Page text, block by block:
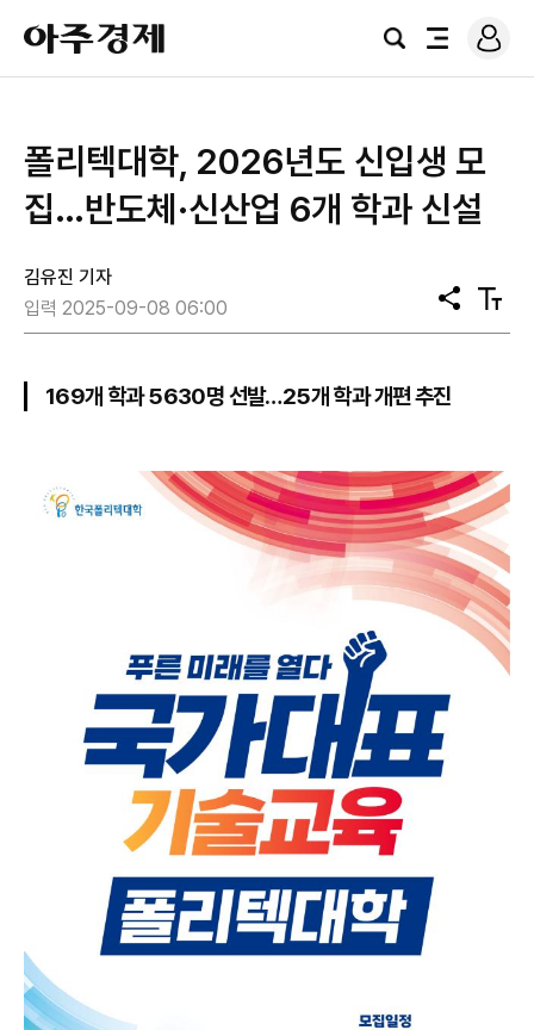
아
주
경
검
전
로
그
폴리텍대학, 2026년도 신입생 모
집…반도체·신산업 6개 학과 신설
김유진 기자
입력 2025-09-08 06:00
공
유
텍
스
169개 학과 5630명 선발…25개 학과 개편 추진